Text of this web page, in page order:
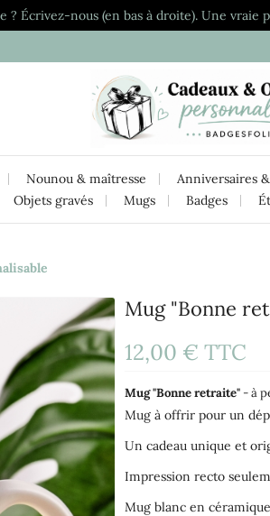
? Écrivez-nous (en bas à droite). Une vraie
Nounou & maîtresse Anniversaires
Objets gravés Mugs Badges
Mug "Bonne
12,00 €TTC
Mug "Bonne retraite" - à
Mug à offrir pour un
Un cadeau unique et
Impression recto
Mug blanc en